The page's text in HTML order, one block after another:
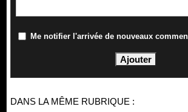
Me notifier l'arrivée de nouveaux
DANS LA MÊME RUBRIQUE :